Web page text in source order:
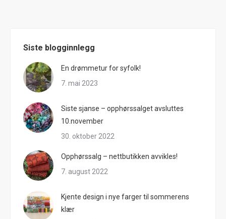
Siste blogginnlegg
En drømmetur for syfolk!
7. mai 2023
Siste sjanse – opphørssalget avsluttes
10.november
30. oktober 2022
Opphørssalg – nettbutikken avvikles!
7. august 2022
Kjente design i nye farger til sommerens
klær